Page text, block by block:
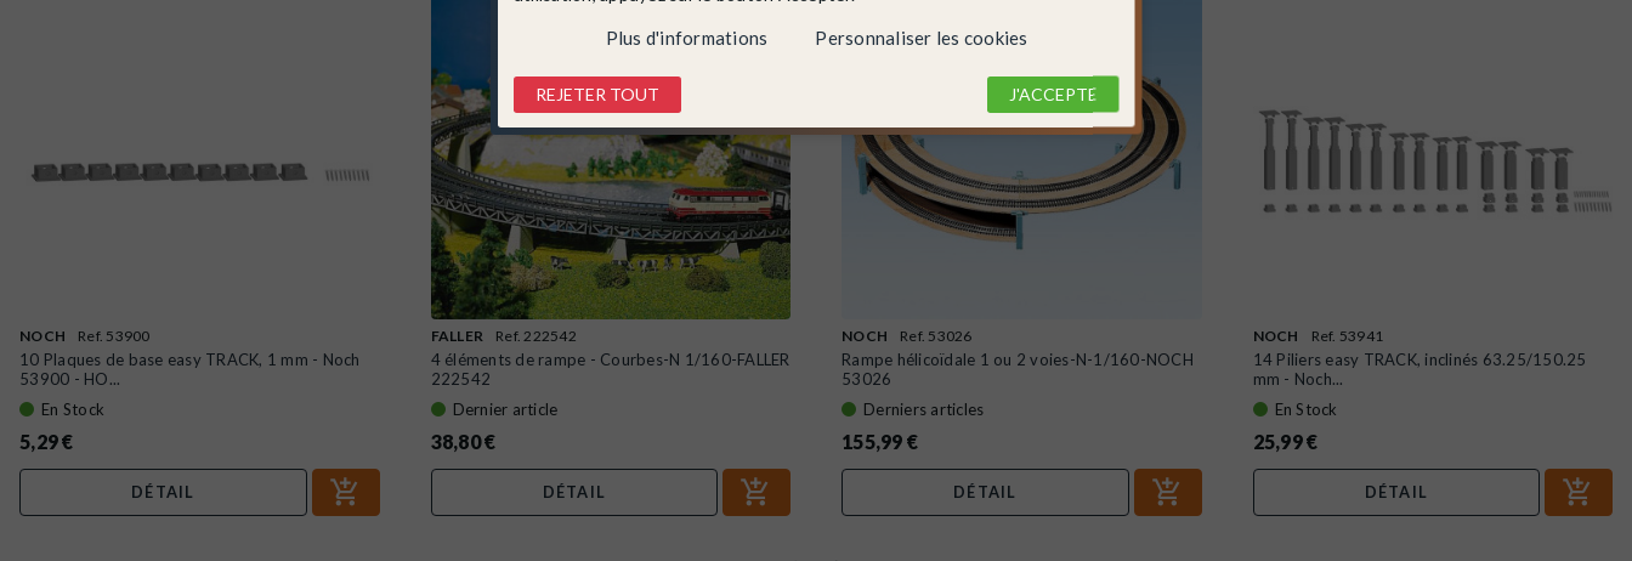
NOCH Ref. 53900
10 Plaques de base easy TRACK, 1 mm - Noch
53900 - HO...
En Stock
5,29 €
DÉTAIL
FALLER Ref. 222542
4 éléments de rampe - Courbes-N 1/160-FALLER
222542
Dernier article
38,80 €
DÉTAIL
NOCH Ref. 53026
Rampe hélicoïdale 1 ou 2 voies-N-1/160-NOCH
53026
Derniers articles
155,99 €
DÉTAIL
NOCH Ref. 53941
14 Piliers easy TRACK, inclinés 63.25/150.25
mm - Noch...
En Stock
25,99 €
DÉTAIL
Plus d'informations Personnaliser les cookies
REJETER TOUT J'ACCEPTE